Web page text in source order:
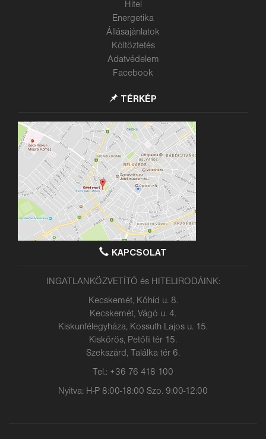
Hitel
Energetika
Állásajánlatok
Költöztetés
Adatvédelem
Facebook
TÉRKÉP
KAPCSOLAT
INGATLANKÖZVETÍTŐ és HITELIRODÁINK:
Kecskemét, Kőhíd u. 8.
Kecskemét, Vágó u. 4.
Kiskunfélegyháza, Kossuth Lajos u. 15.
Kiskőrös, Petőfi tér 15.
Szekszárd, Találka tér 6.
Tel.: +36 76 418 100
Nyitva: H-P 8:00-18:00 Szo. 9:00-12:00